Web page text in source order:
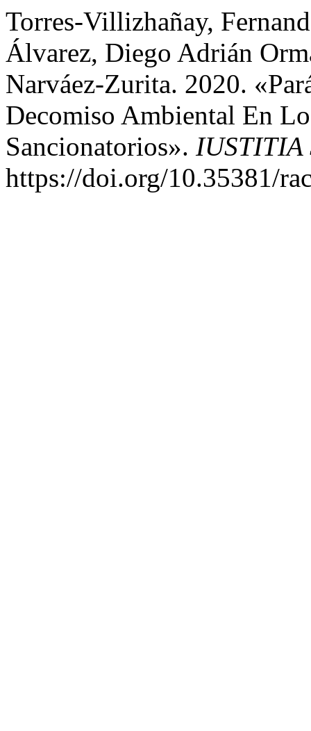
Torres-Villizhañay,
Álvarez, Diego Adrián
Narváez-Zurita. 2020.
Decomiso Ambiental En
Sancionatorios». IUSTITIA
https://doi.org/10.35381/